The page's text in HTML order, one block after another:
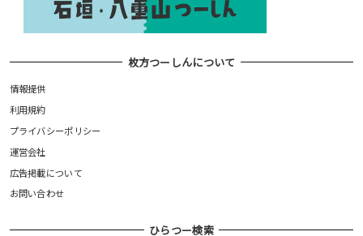
枚方つーしんについて
情報提供
利用規約
プライバシーポリシー
運営会社
広告掲載について
お問い合わせ
ひらつー検索